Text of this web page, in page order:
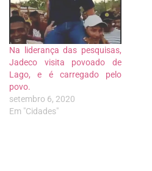
Na liderança das pesquisas,
Jadeco visita povoado de
Lago, e é carregado pelo
povo.
setembro 6, 2020
Em "Cidades"